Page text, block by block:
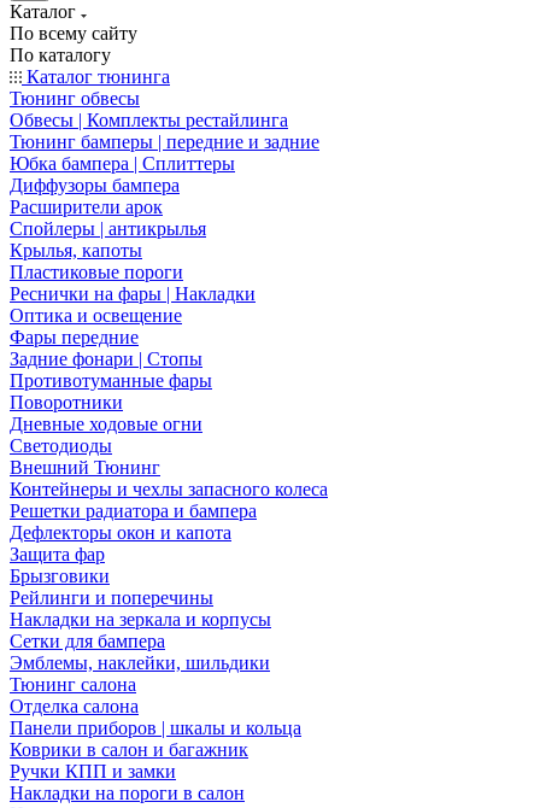
Каталог
По всему сайту
По каталогу
Каталог тюнинга
Тюнинг обвесы
Обвесы | Комплекты рестайлинга
Тюнинг бамперы | передние и задние
Юбка бампера | Сплиттеры
Диффузоры бампера
Расширители арок
Спойлеры | антикрылья
Крылья, капоты
Пластиковые пороги
Реснички на фары | Накладки
Оптика и освещение
Фары передние
Задние фонари | Стопы
Противотуманные фары
Поворотники
Дневные ходовые огни
Светодиоды
Внешний Тюнинг
Контейнеры и чехлы запасного колеса
Решетки радиатора и бампера
Дефлекторы окон и капота
Защита фар
Брызговики
Рейлинги и поперечины
Накладки на зеркала и корпусы
Сетки для бампера
Эмблемы, наклейки, шильдики
Тюнинг салона
Отделка салона
Панели приборов | шкалы и кольца
Коврики в салон и багажник
Ручки КПП и замки
Накладки на пороги в салон